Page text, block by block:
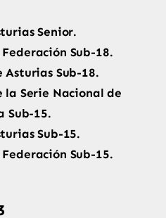
Senior.
Sub-18.
Asturias Sub-18.
la Serie Nacional de
Sub-15.
Sub-15.
Sub-15.